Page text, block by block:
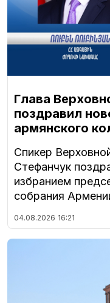
Глава
поздравил
армянского
Спикер
Стефанчук
избранием
собрания
04.08.2026 16:21